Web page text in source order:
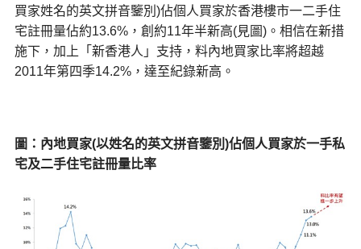
買家姓名的英文拼音鑒別)佔個人買家於香港樓市一二手住
宅註冊量佔約13.6%，創約11年半新高(見圖)。相信在新措
施下，加上「新香港人」支持，料內地買家比率將超越
2011年第四季14.2%，達至紀錄新高。
圖：內地買家(以姓名的英文拼音鑒別)佔個人買家於一手私
宅及二手住宅註冊量比率